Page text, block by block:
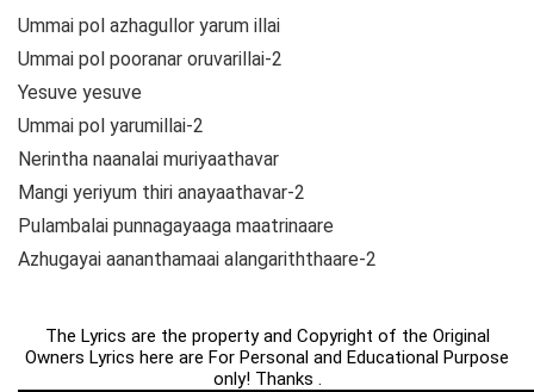
Ummai pol azhagullor yarum illai
Ummai pol pooranar oruvarillai-2
Yesuve yesuve
Ummai pol yarumillai-2
Nerintha naanalai muriyaathavar
Mangi yeriyum thiri anayaathavar-2
Pulambalai punnagayaaga maatrinaare
Azhugayai aananthamaai alangariththaare-2
The Lyrics are the property and Copyright of the Original
Owners Lyrics here are For Personal and Educational Purpose
only! Thanks .